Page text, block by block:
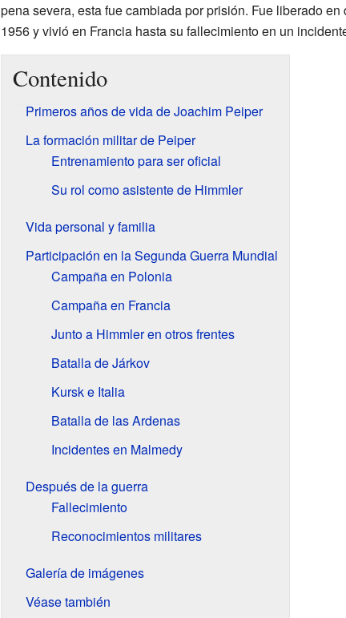
pena severa, esta fue cambiada por prisión. Fue liberado en
1956 y vivió en Francia hasta su fallecimiento en un
Contenido
Primeros años de vida de Joachim Peiper
La formación militar de Peiper
Entrenamiento para ser oficial
Su rol como asistente de Himmler
Vida personal y familia
Participación en la Segunda Guerra Mundial
Campaña en Polonia
Campaña en Francia
Junto a Himmler en otros frentes
Batalla de Járkov
Kursk e Italia
Batalla de las Ardenas
Incidentes en Malmedy
Después de la guerra
Fallecimiento
Reconocimientos militares
Galería de imágenes
Véase también